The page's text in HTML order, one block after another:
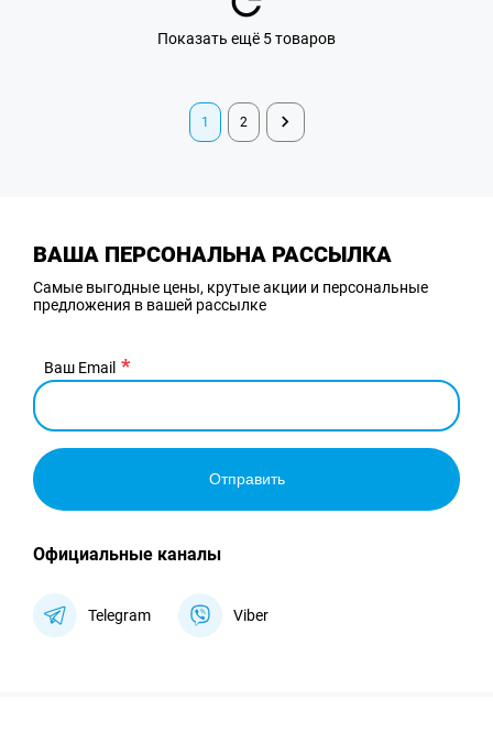
Показать ещё 5 товаров
1 2
ВАША ПЕРСОНАЛЬНА РАССЫЛКА
Самые выгодные цены, крутые акции и персональные
предложения в вашей рассылке
Ваш Email
Отправить
Официальные каналы
Telegram Viber